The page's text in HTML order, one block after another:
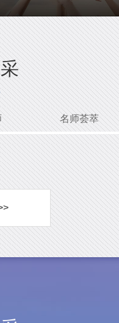
儿部荣誉
名师荟萃